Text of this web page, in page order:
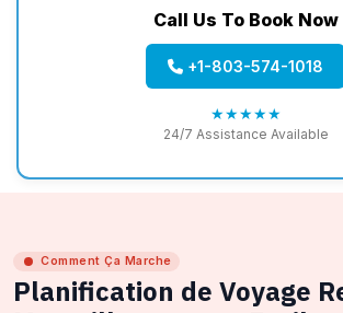
Call Us To Book Now
+1-803-574-1018
★★★★★
24/7 Assistance Available
Comment Ça Marche
Planification de Voyage